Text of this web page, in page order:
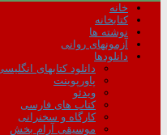
خانه
کتابخانه
نوشته ها
آزمونهای روانی
دانلودها
دانلود کتابهای
پاورپوینت
ویدئو
کتاب های فارسی
کارگاه و سخنرانی
موسیقی آرام بخش